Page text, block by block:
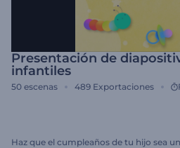
Presentación de
infantiles
50 escenas 489 Exportaciones
Haz que el cumpleaños de tu hijo sea